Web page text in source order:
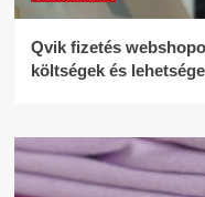
Qvik fizetés
költségek és